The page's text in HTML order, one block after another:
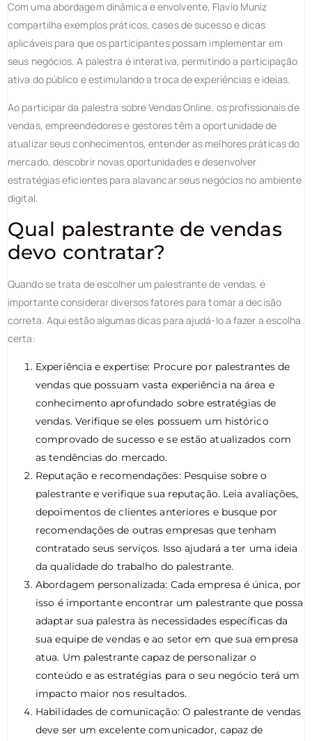
Com uma abordagem dinâmica e envolvente, Flavio Muniz
compartilha exemplos práticos, cases de sucesso e dicas
aplicáveis para que os participantes possam implementar em
seus negócios. A palestra é interativa, permitindo a participação
ativa do público e estimulando a troca de experiências e ideias.
Ao participar da palestra sobre Vendas Online, os profissionais de
vendas, empreendedores e gestores têm a oportunidade de
atualizar seus conhecimentos, entender as melhores práticas do
mercado, descobrir novas oportunidades e desenvolver
estratégias eficientes para alavancar seus negócios no ambiente
digital.
Qual palestrante de vendas
devo contratar?
Quando se trata de escolher um palestrante de vendas, é
importante considerar diversos fatores para tomar a decisão
correta. Aqui estão algumas dicas para ajudá-lo a fazer a escolha
certa:
Experiência e expertise: Procure por palestrantes de
vendas que possuam vasta experiência na área e
conhecimento aprofundado sobre estratégias de
vendas. Verifique se eles possuem um histórico
comprovado de sucesso e se estão atualizados com
as tendências do mercado.
Reputação e recomendações: Pesquise sobre o
palestrante e verifique sua reputação. Leia avaliações,
depoimentos de clientes anteriores e busque por
recomendações de outras empresas que tenham
contratado seus serviços. Isso ajudará a ter uma ideia
da qualidade do trabalho do palestrante.
Abordagem personalizada: Cada empresa é única, por
isso é importante encontrar um palestrante que possa
adaptar sua palestra às necessidades específicas da
sua equipe de vendas e ao setor em que sua empresa
atua. Um palestrante capaz de personalizar o
conteúdo e as estratégias para o seu negócio terá um
impacto maior nos resultados.
Habilidades de comunicação: O palestrante de vendas
deve ser um excelente comunicador, capaz de